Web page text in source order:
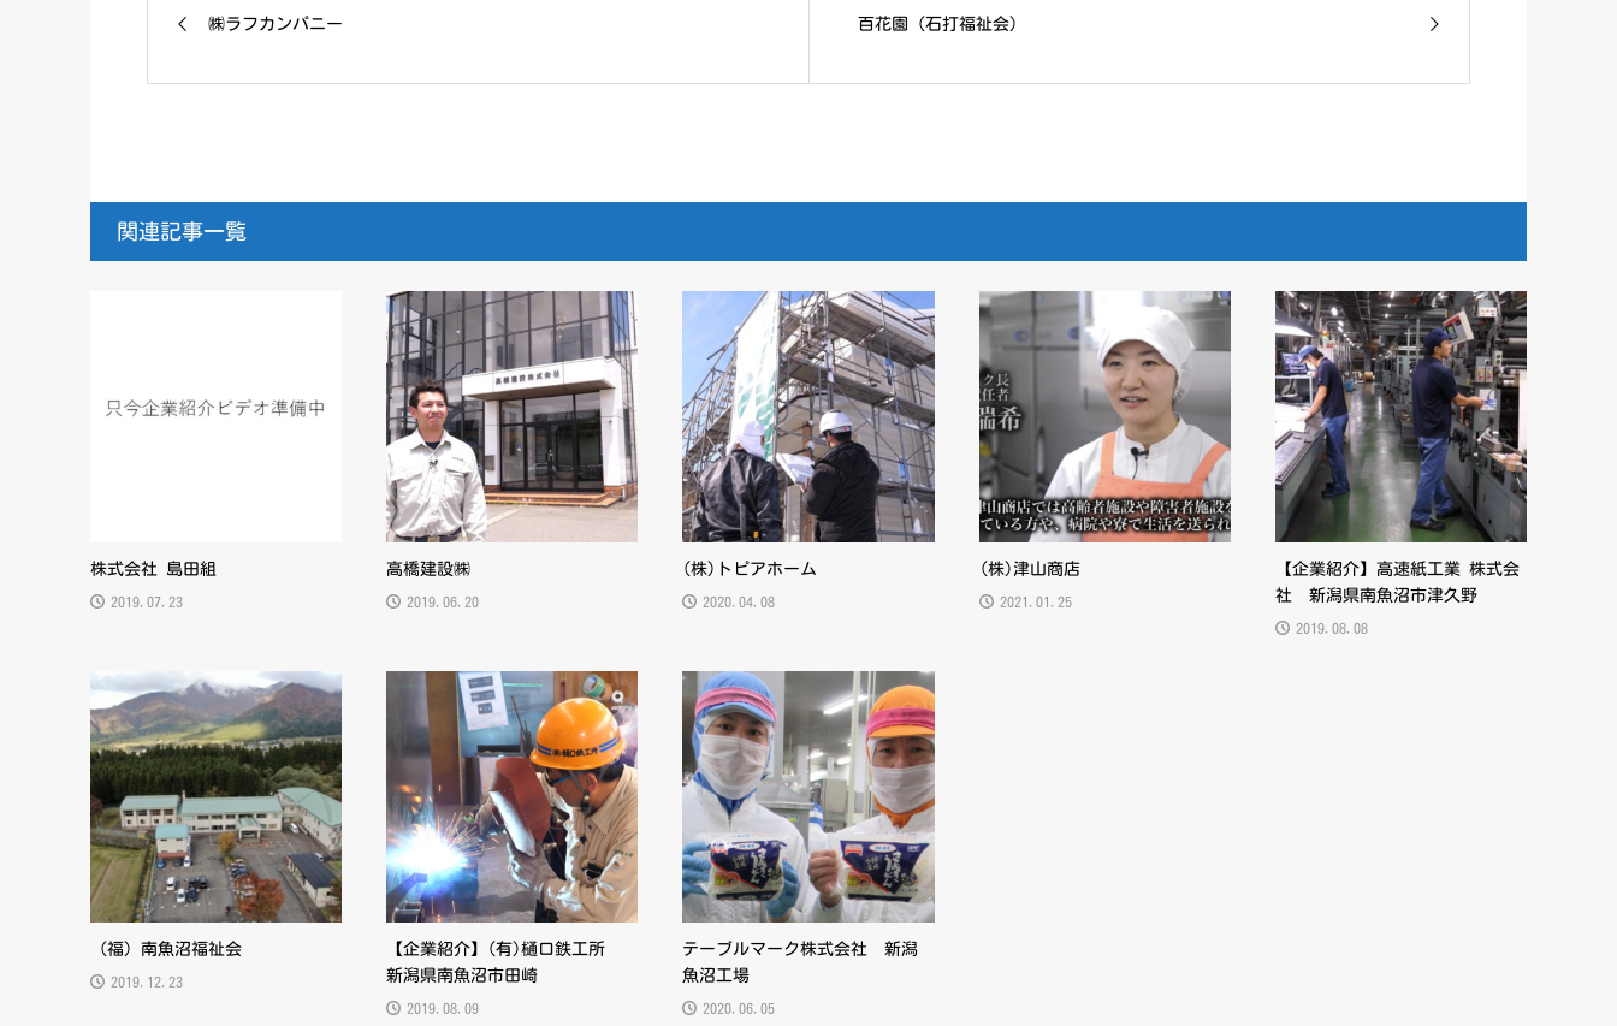
㈱ラフカンパニー 百花園 (石打福祉会)
関連記事一覧
株式会社 島田組
2019.07.23
高橋建設㈱
2019.06.20
(株)トピアホーム
2020.04.08
(株)津山商店
2021.01.25
【企業紹介】高速紙工業 株式会
社 新潟県南魚沼市津久野
2019.08.08
（福）南魚沼福祉会
2019.12.23
【企業紹介】(有)樋口鉄工所
新潟県南魚沼市田崎
2019.08.09
テーブルマーク株式会社 新潟
魚沼工場
2020.06.05